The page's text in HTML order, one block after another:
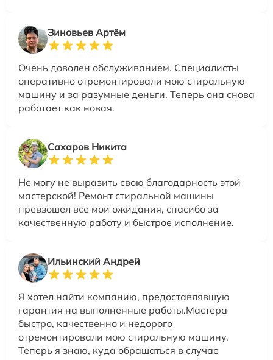
Зиновьев Артём
Очень доволен обслуживанием. Специалисты
оперативно отремонтировали мою стиральную
машину и за разумные деньги. Теперь она снова
работает как новая.
Сахаров Никита
Не могу не выразить свою благодарность этой
мастерской! Ремонт стиральной машины
превзошел все мои ожидания, спасибо за
качественную работу и быстрое исполнение.
Ильинский Андрей
Я хотел найти компанию, предоставлявшую
гарантия на выполненные работы.Мастера
быстро, качественно и недорого
отремонтировали мою стиральную машину.
Теперь я знаю, куда обращаться в случае